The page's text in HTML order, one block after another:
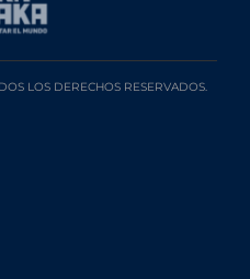
LOS DERECHOS RESERVADOS.